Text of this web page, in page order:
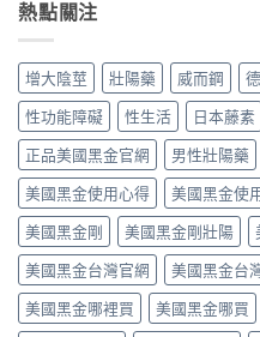
與
全
性
全
解
析〉
中
完
南〉
中
非
達
泊
西
汀
60mg，
硬
得
起
又
撐
得
久
的
南：
五
型
磷
酸
二
酯
酶
抑
制
劑
到
攝
護
勁
（Priligy
泊
西
汀）
副
作
用
全
解
析：
常
見
輕
微
vs
熱點關注
增大陰莖 壯陽藥 威而鋼
性功能障礙
性生活 日本藤素
正品美國黑金官網
男性壯陽藥
美國黑金使用心得
美國黑金使
美國黑金剛
美國黑金剛壯陽
美國黑金台灣官網
美國黑金台
美國黑金哪裡買
美國黑金哪買